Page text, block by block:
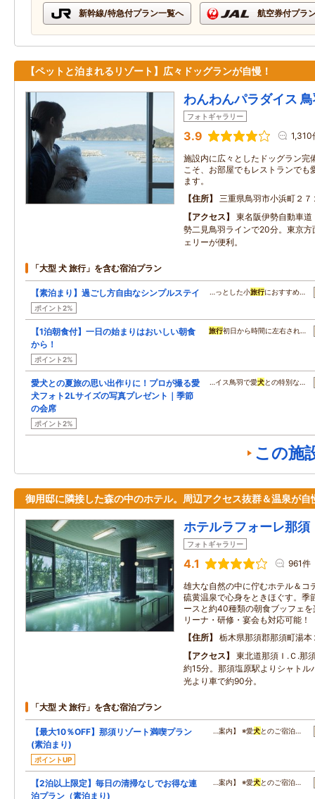
新幹線/特急付プラン一覧へ 航空券付プラ
【ペットと泊まれるリゾート】広々ドッグランが自慢！
わんわんパラダイス
フォトギャラリー
3.9 1,310
施設内に広々としたドッグラン完
こそ、お部屋でもレストランでも
ます。
住所
三重県鳥羽市小浜町２７
アクセス
東名阪伊勢自動車
勢二見鳥羽ラインで20分。東京方
ェリーが便利。
「大型 犬 旅行」を含む宿泊プラン
【素泊まり】過ごし方自由なシンプルステイ
ポイント2%
…っとした小旅行におすすめ…
【1泊朝食付】一日の始まりはおいしい朝食
から！
ポイント2%
旅行初日から時間に左右され…
愛犬との夏旅の思い出作りに！プロが撮る愛
犬フォト2Lサイズの写真プレゼント｜季節
の会席
ポイント2%
…イス鳥羽で愛犬との特別な…
この施
御用邸に隣接した森の中のホテル。周辺アクセス抜群＆温泉が自
ホテルラフォーレ那須
フォトギャラリー
4.1 961件
雄大な自然の中に佇むホテル＆コ
硫黄温泉で心身をときほぐす。季
ースと約40種類の朝食ブッフェ
リーナ・研修・宴会も対応可能！
住所
栃木県那須郡那須町湯
アクセス
東北道那須Ｉ.Ｃ.那
約15分。那須塩原駅よりシャトル
光より車で約90分。
「大型 犬 旅行」を含む宿泊プラン
【最大10％OFF】那須リゾート満喫プラン
(素泊まり)
ポイントUP
…案内】 ※愛犬とのご宿泊…
【2泊以上限定】毎日の清掃なしでお得な連
泊プラン（素泊まり)
…案内】 ※愛犬とのご宿泊…